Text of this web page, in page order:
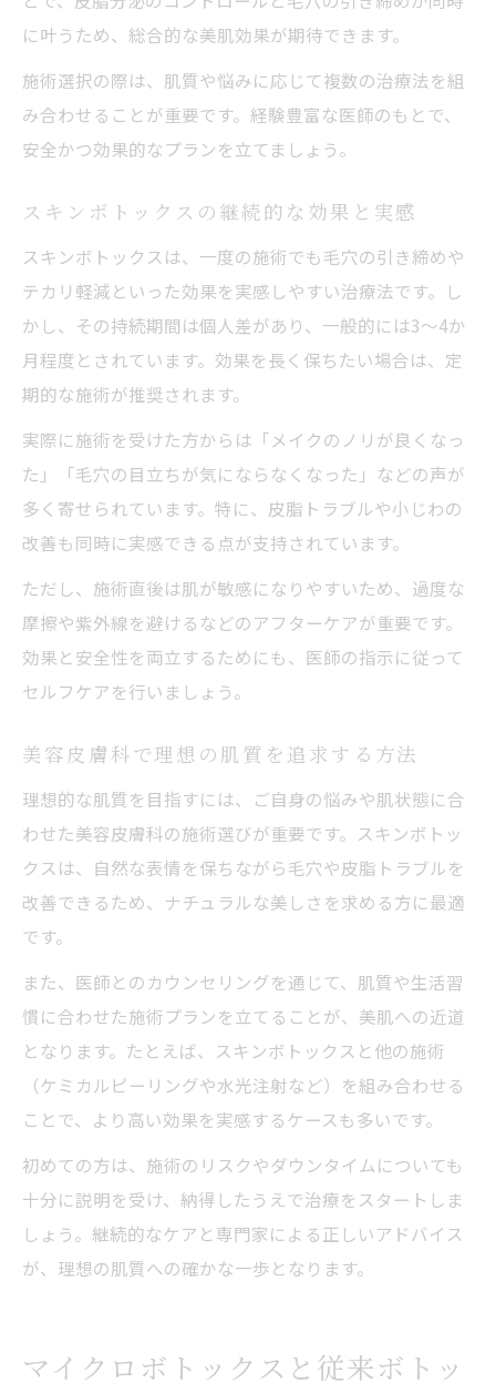
に叶うため、総合的な美肌効果が期待できます。
施術選択の際は、肌質や悩みに応じて複数の治療法を組
み合わせることが重要です。経験豊富な医師のもとで、
安全かつ効果的なプランを立てましょう。
スキンボトックスの継続的な効果と実感
スキンボトックスは、一度の施術でも毛穴の引き締めや
テカリ軽減といった効果を実感しやすい治療法です。し
かし、その持続期間は個人差があり、一般的には3～4か
月程度とされています。効果を長く保ちたい場合は、定
期的な施術が推奨されます。
実際に施術を受けた方からは「メイクのノリが良くなっ
た」「毛穴の目立ちが気にならなくなった」などの声が
多く寄せられています。特に、皮脂トラブルや小じわの
改善も同時に実感できる点が支持されています。
ただし、施術直後は肌が敏感になりやすいため、過度な
摩擦や紫外線を避けるなどのアフターケアが重要です。
効果と安全性を両立するためにも、医師の指示に従って
セルフケアを行いましょう。
美容皮膚科で理想の肌質を追求する方法
理想的な肌質を目指すには、ご自身の悩みや肌状態に合
わせた美容皮膚科の施術選びが重要です。スキンボトッ
クスは、自然な表情を保ちながら毛穴や皮脂トラブルを
改善できるため、ナチュラルな美しさを求める方に最適
です。
また、医師とのカウンセリングを通じて、肌質や生活習
慣に合わせた施術プランを立てることが、美肌への近道
となります。たとえば、スキンボトックスと他の施術
（ケミカルピーリングや水光注射など）を組み合わせる
ことで、より高い効果を実感するケースも多いです。
初めての方は、施術のリスクやダウンタイムについても
十分に説明を受け、納得したうえで治療をスタートしま
しょう。継続的なケアと専門家による正しいアドバイス
が、理想の肌質への確かな一歩となります。
マイクロボトックスと従来ボトッ